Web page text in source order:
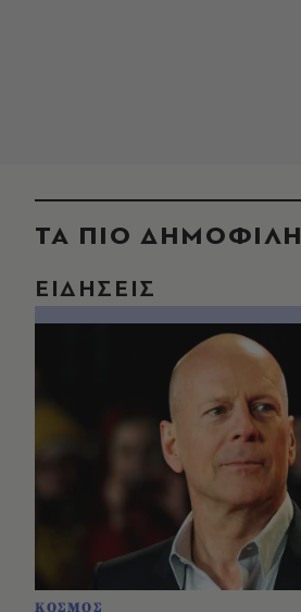
ΤΑ ΠΙΟ ΔΗΜΟΦΙΛΗ
ΕΙΔΗΣΕΙΣ
ΚΟΣΜΟΣ